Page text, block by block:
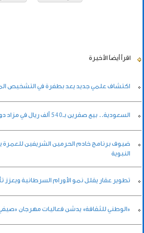
اقرأ أيضاً الأخيرة
اكتشاف علمي جديد يعد بطفرة في التشخيص
السعودية.. بيع صقرين بـ540 ألف ريال في مزاد دولي
ضيوف برنامج خادم الحرمين الشريفين للعمرة
النبوية
تطوير عقار يقلل نمو الأورام السرطانية ويعزز
«الوطني للثقافة» يدشن فعاليات مهرجان «صيفي